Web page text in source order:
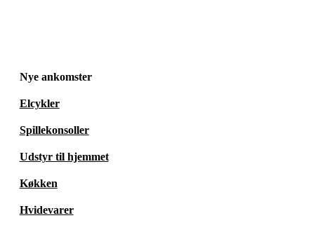
Nye ankomster
Elcykler
Spillekonsoller
Udstyr til hjemmet
Køkken
Hvidevarer